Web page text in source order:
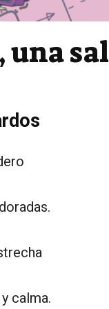
una
calma.